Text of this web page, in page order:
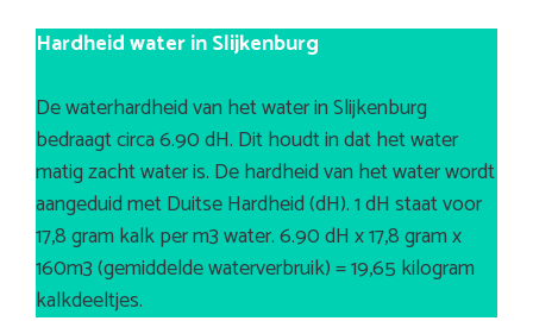
Hardheid water in Slijkenburg
De waterhardheid van het water in Slijkenburg
bedraagt circa 6.90 dH. Dit houdt in dat het water
matig zacht water is. De hardheid van het water wordt
aangeduid met Duitse Hardheid (dH). 1 dH staat voor
17,8 gram kalk per m3 water. 6.90 dH x 17,8 gram x
160m3 (gemiddelde waterverbruik) = 19,65 kilogram
kalkdeeltjes.